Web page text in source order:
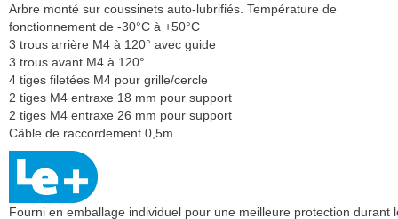
Arbre monté sur coussinets auto-lubrifiés. Température de
fonctionnement de -30°C à +50°C
3 trous arrière M4 à 120° avec guide
3 trous avant M4 à 120°
4 tiges filetées M4 pour grille/cercle
2 tiges M4 entraxe 18 mm pour support
2 tiges M4 entraxe 26 mm pour support
Câble de raccordement 0,5m
Fourni en emballage individuel pour une meilleure protection durant